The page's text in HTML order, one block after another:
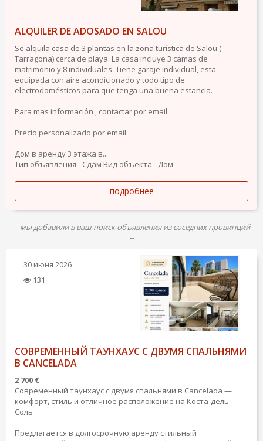
ALQUILER DE ADOSADO EN SALOU
Se alquila casa de 3 plantas en la zona turística de Salou (
Tarragona) cerca de playa. La casa incluye 3 camas de
matrimonio y 8 individuales. Tiene garaje individual, esta
equipada con aire acondicionado y todo tipo de
electrodomésticos para que tenga una buena estancia.
Para mas información , contactar por email.
Precio personalizado por email.
--------------------------------------------------------------
Дом в аренду 3 этажа в...
Тип объявления - Сдам Вид объекта - Дом
подробнее
-- мы добавили в ваш поиск объявления из соседних провинций
--
30 июня 2026
131
СОВРЕМЕННЫЙ ТАУНХАУС С ДВУМЯ СПАЛЬНЯМИ
В CANCELADA
2 700 €
Современный таунхаус с двумя спальнями в Cancelada —
комфорт, стиль и отличное расположение на Коста-дель-
Соль
Предлагается в долгосрочную аренду стильный